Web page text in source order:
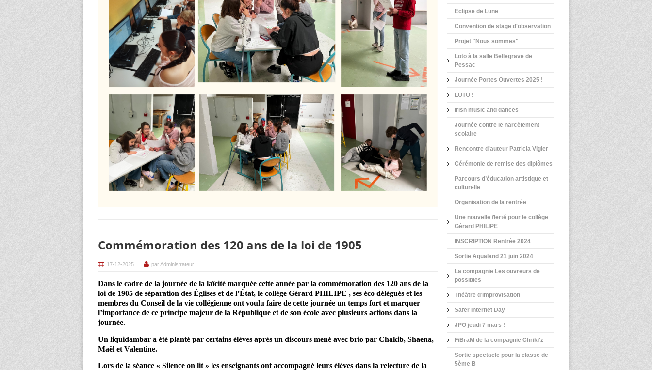
Commémoration des 120 ans de la loi de 1905
17-12-2025 par Administrateur
Dans le cadre de la journée de la laïcité marquée cette année par la commémoration des 120 ans de la
loi de 1905 de séparation des Églises et de l’État, le collège Gérard PHILIPE , ses éco délégués et les
membres du Conseil de la vie collégienne ont voulu faire de cette journée un temps fort et marquer
l’importance de ce principe majeur de la République et de son école avec plusieurs actions dans la
journée.
Un liquidambar a été planté par certains élèves après un discours mené avec brio par Chakib, Shaena,
Maël et Valentine.
Lors de la séance « Silence on lit » les enseignants ont accompagné leurs élèves dans la relecture de la
Eclipse de Lune
Convention de stage d'observation
Projet "Nous sommes"
Loto à la salle Bellegrave de
Pessac
Journée Portes Ouvertes 2025 !
LOTO !
Irish music and dances
Journée contre le harcèlement
scolaire
Rencontre d'auteur Patricia Vigier
Cérémonie de remise des diplômes
Parcours d’éducation artistique et
culturelle
Organisation de la rentrée
Une nouvelle fierté pour le collège
Gérard PHILIPE
INSCRIPTION Rentrée 2024
Sortie Aqualand 21 juin 2024
La compagnie Les ouvreurs de
possibles
Théâtre d’improvisation
Safer Internet Day
JPO jeudi 7 mars !
FiBraM de la compagnie Chriki'z
Sortie spectacle pour la classe de
5ème B